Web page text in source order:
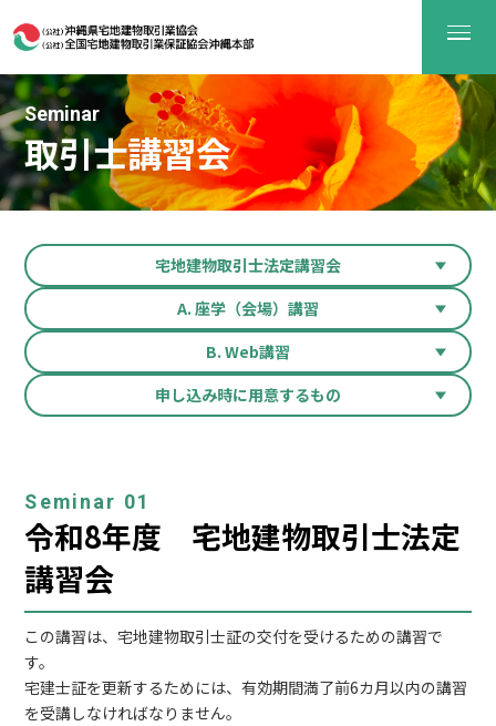
Seminar
取引士講習会
宅地建物取引士法定講習会
A. 座学（会場）講習
B. Web講習
申し込み時に用意するもの
Seminar 01
令和8年度 宅地建物取引士法定
講習会
この講習は、宅地建物取引士証の交付を受けるための講習で
す。
宅建士証を更新するためには、有効期間満了前6カ月以内の講習
を受講しなければなりません。